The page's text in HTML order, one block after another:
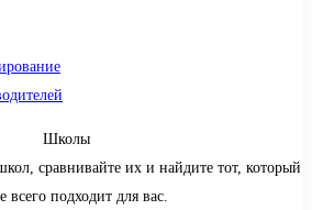
Школы
сравнивайте их и найдите тот, который
всего подходит для вас.